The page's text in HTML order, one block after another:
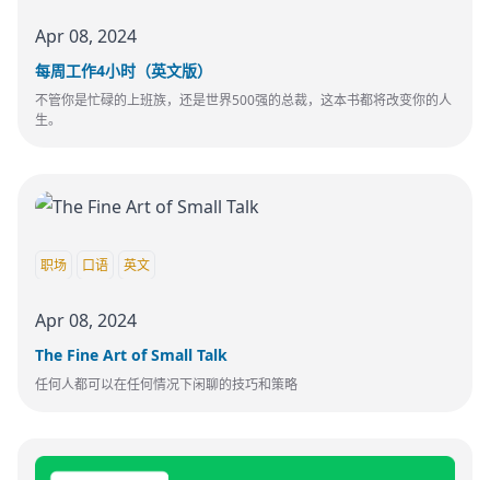
Apr 08, 2024
每周工作4小时（英文版）
不管你是忙碌的上班族，还是世界500强的总裁，这本书都将改变你的人
生。
职场 口语 英文
Apr 08, 2024
The Fine Art of Small Talk
任何人都可以在任何情况下闲聊的技巧和策略